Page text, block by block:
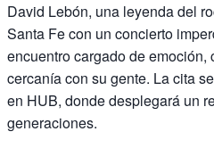
David Lebón, una leyenda del
Santa Fe con un concierto
encuentro cargado de emoción,
cercanía con su gente. La cita
en HUB, donde desplegará un
generaciones.